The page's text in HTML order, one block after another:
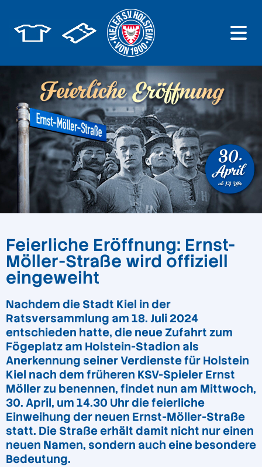
Feierliche Eröffnung: Ernst-
Möller-Straße wird offiziell
eingeweiht
Nachdem die Stadt Kiel in der
Ratsversammlung am 18. Juli 2024
entschieden hatte, die neue Zufahrt zum
Fögeplatz am Holstein-Stadion als
Anerkennung seiner Verdienste für Holstein
Kiel nach dem früheren KSV-Spieler Ernst
Möller zu benennen, findet nun am Mittwoch,
30. April, um 14.30 Uhr die feierliche
Einweihung der neuen Ernst-Möller-Straße
statt. Die Straße erhält damit nicht nur einen
neuen Namen, sondern auch eine besondere
Bedeutung.